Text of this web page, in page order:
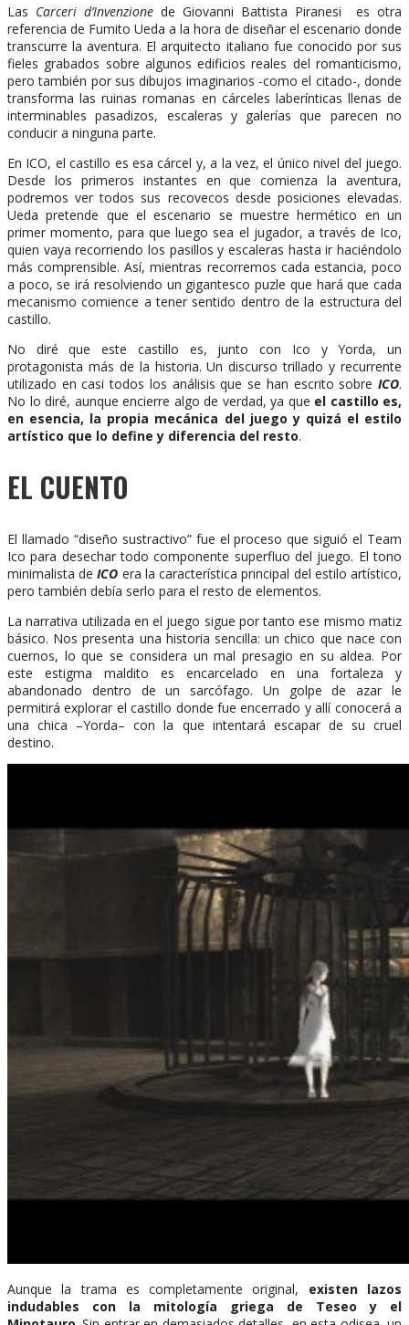
Las Carceri d’Invenzione de Giovanni Battista Piranesi es otra
referencia de Fumito Ueda a la hora de diseñar el escenario donde
transcurre la aventura. El arquitecto italiano fue conocido por sus
fieles grabados sobre algunos edificios reales del romanticismo,
pero también por sus dibujos imaginarios -como el citado-, donde
transforma las ruinas romanas en cárceles laberínticas llenas de
interminables pasadizos, escaleras y galerías que parecen no
conducir a ninguna parte.
En ICO, el castillo es esa cárcel y, a la vez, el único nivel del juego.
Desde los primeros instantes en que comienza la aventura,
podremos ver todos sus recovecos desde posiciones elevadas.
Ueda pretende que el escenario se muestre hermético en un
primer momento, para que luego sea el jugador, a través de Ico,
quien vaya recorriendo los pasillos y escaleras hasta ir haciéndolo
más comprensible. Así, mientras recorremos cada estancia, poco
a poco, se irá resolviendo un gigantesco puzle que hará que cada
mecanismo comience a tener sentido dentro de la estructura del
castillo.
No diré que este castillo es, junto con Ico y Yorda, un
protagonista más de la historia. Un discurso trillado y recurrente
utilizado en casi todos los análisis que se han escrito sobre ICO.
No lo diré, aunque encierre algo de verdad, ya que el castillo es,
en esencia, la propia mecánica del juego y quizá el estilo
artístico que lo define y diferencia del resto.
EL CUENTO
El llamado “diseño sustractivo” fue el proceso que siguió el Team
Ico para desechar todo componente superfluo del juego. El tono
minimalista deICO era la característica principal del estilo artístico,
pero también debía serlo para el resto de elementos.
La narrativa utilizada en el juego sigue por tanto ese mismo matiz
básico. Nos presenta una historia sencilla: un chico que nace con
cuernos, lo que se considera un mal presagio en su aldea. Por
este estigma maldito es encarcelado en una fortaleza y
abandonado dentro de un sarcófago. Un golpe de azar le
permitirá explorar el castillo donde fue encerrado y allí conocerá a
una chica –Yorda– con la que intentará escapar de su cruel
destino.
Aunque la trama es completamente original, existen lazos
indudables con la mitología griega de Teseo y el